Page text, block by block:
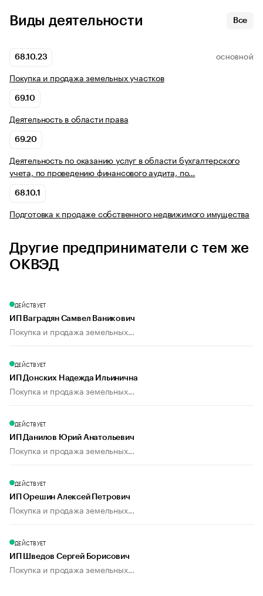
Виды деятельности Все
68.10.23 ОСНОВНОЙ
Покупка и продажа земельных участков
69.10
Деятельность в области права
69.20
Деятельность по оказанию услуг в области бухгалтерского
учета, по проведению финансового аудита, по…
68.10.1
Подготовка к продаже собственного недвижимого имущества
Другие предприниматели с тем же
ОКВЭД
ДЕЙСТВУЕТ
ИП Ваградян Самвел Ваникович
Покупка и продажа земельных...
ДЕЙСТВУЕТ
ИП Донских Надежда Ильинична
Покупка и продажа земельных...
ДЕЙСТВУЕТ
ИП Данилов Юрий Анатольевич
Покупка и продажа земельных...
ДЕЙСТВУЕТ
ИП Орешин Алексей Петрович
Покупка и продажа земельных...
ДЕЙСТВУЕТ
ИП Шведов Сергей Борисович
Покупка и продажа земельных...